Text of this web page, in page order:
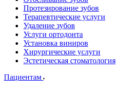
Протезирование зубов
Терапевтические услуги
Удаление зубов
Услуги ортодонта
Установка виниров
Хирургические услуги
Эстетическая стоматология
Пациентам